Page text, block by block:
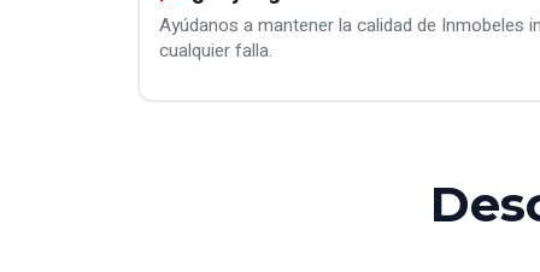
Ayúdanos a mantener la calidad de Inmobeles
cualquier falla.